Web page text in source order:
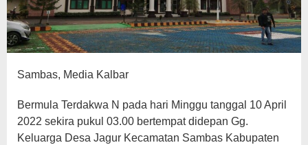
Sambas, Media Kalbar
Bermula Terdakwa N pada hari Minggu tanggal 10 April
2022 sekira pukul 03.00 bertempat didepan Gg.
Keluarga Desa Jagur Kecamatan Sambas Kabupaten